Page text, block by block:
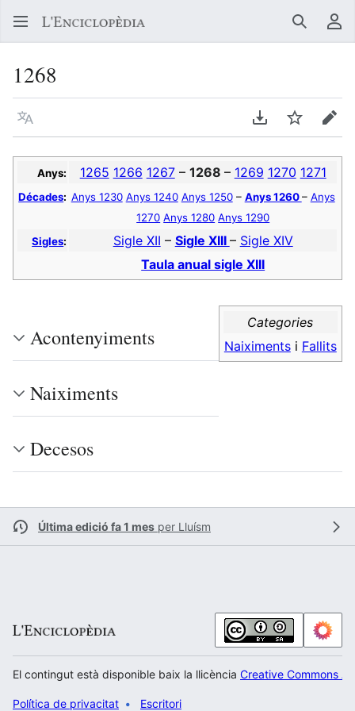
Buscar
1268
Llegir en un atre idioma Descarregar en
Vigilar
Anys: 1265 1266 1267– 1268 – 1269 1270 1271
Décades: Anys 1230 Anys 1240 Anys 1250– Anys 1260– Anys
1270 Anys 1280 Anys 1290
Sigles: Sigle XII – Sigle XIII – Sigle XIV
Taula anual sigle XIII
Categories
Naiximentsi Fallits
Acontenyiments
Naiximents
Decesos
Última edició fa 1 mes per Lluísm
El contingut està disponible baix la llicència Creative Commons
Política de privacitat Escritori